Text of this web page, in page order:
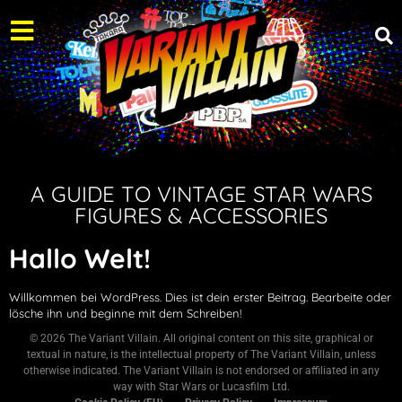
A GUIDE TO VINTAGE STAR WARS
FIGURES & ACCESSORIES
Hallo Welt!
Willkommen bei WordPress. Dies ist dein erster Beitrag. Bearbeite oder
lösche ihn und beginne mit dem Schreiben!
© 2026 The Variant Villain. All original content on this site, graphical or
textual in nature, is the intellectual property of The Variant Villain, unless
otherwise indicated. The Variant Villain is not endorsed or affiliated in any
way with Star Wars or Lucasfilm Ltd.